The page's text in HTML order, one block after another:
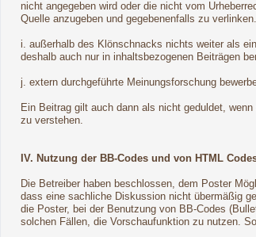
nicht angegeben wird oder die nicht vom
Quelle anzugeben und gegebenenfalls zu verlinken.
i. außerhalb des Klönschnacks nichts weiter als
deshalb auch nur in inhaltsbezogenen Beiträgen
j. extern durchgeführte Meinungsforschung
Ein Beitrag gilt auch dann als nicht geduldet,
zu verstehen.
IV. Nutzung der BB-Codes und von HTML
Die Betreiber haben beschlossen, dem Poster
dass eine sachliche Diskussion nicht übermäßig
die Poster, bei der Benutzung von BB-Codes
solchen Fällen, die Vorschaufunktion zu nutzen.